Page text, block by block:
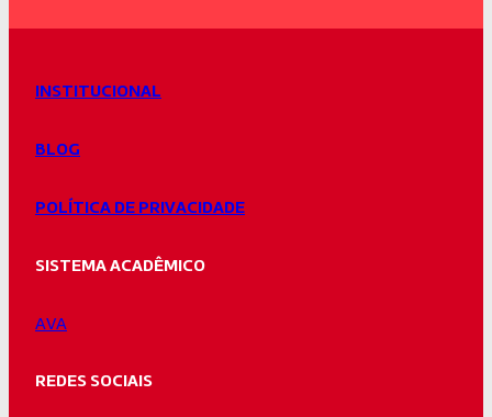
INSTITUCIONAL
BLOG
POLÍTICA DE PRIVACIDADE
SISTEMA ACADÊMICO
AVA
REDES SOCIAIS